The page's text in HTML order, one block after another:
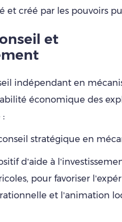
et créé par les pouvoirs
et
indépendant en
économique des
:
stratégique en
d’aide à
pour favoriser
et l’animation